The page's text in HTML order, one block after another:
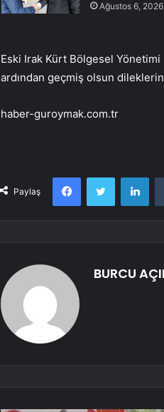
Ağustos 6, 2026
Eski Irak Kürt Bölgesel Yönetimi
ardından geçmiş olsun
haber-guroymak.com.tr
Paylaş
FacebookTwitter
BURCU